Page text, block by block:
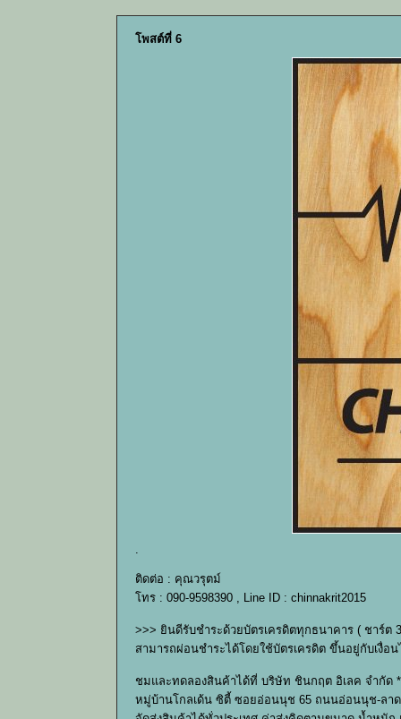
โพสต์ที่ 6
.
ติดต่อ : คุณวรุตม์
โทร : 090-9598390 , Line ID : chinnakrit2015
>>> ยินดีรับชำระด้วยบัตรเครดิตทุกธนาคาร ( ชาร์ต
สามารถผ่อนชำระได้โดยใช้บัตรเครดิต ขึ้นอยู่กับเงื่อ
ชมและทดลองสินค้าได้ที่ บริษัท ชินกฤต อิเลค จำกัด
หมู่บ้านโกลเด้น ซิตี้ ซอยอ่อนนุช 65 ถนนอ่อนนุช-ลาด